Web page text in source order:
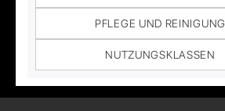
PFLEGE UND REINIGUNG
NUTZUNGSKLASSEN